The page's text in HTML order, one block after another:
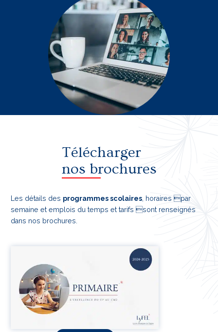
Télécharger
nos brochures
Les détails des programmes scolaires , horaires par
semaine et emplois du temps et tarifs sont renseignés
dans nos brochures.